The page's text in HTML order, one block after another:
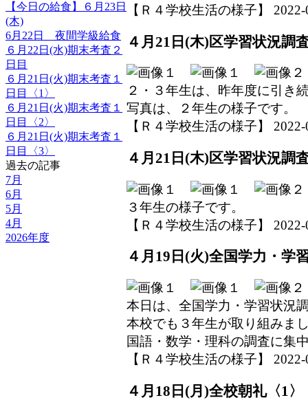
【今日の給食】６月23日
(木)
6月22日 夜間学級給食
６月22日(水)期末考査２
日目
６月21日(火)期末考査１
日目〈1〉
６月21日(火)期末考査１
日目〈2〉
６月21日(火)期末考査１
日目〈3〉
過去の記事
7月
6月
5月
4月
2026年度
【Ｒ４学校生活の様子】
４月21日(木)区学習状況調
２・３年生は、昨年度に引き
写真は、２年生の様子です。
【Ｒ４学校生活の様子】
４月21日(木)区学習状況調
３年生の様子です。
【Ｒ４学校生活の様子】
４月19日(火)全国学力・学
本日は、全国学力・学習状況
本校でも３年生が取り組みま
国語・数学・理科の調査に集
【Ｒ４学校生活の様子】
４月18日(月)全校朝礼〈1〉